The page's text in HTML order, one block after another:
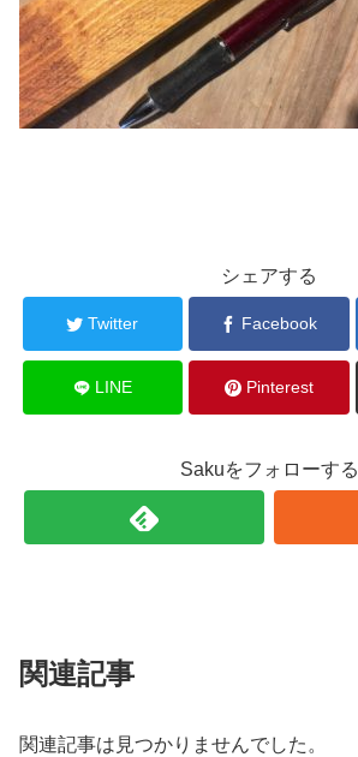
シェアする
Twitter Facebook
LINE Pinterest
Sakuをフォローする
関連記事
関連記事は見つかりませんでした。